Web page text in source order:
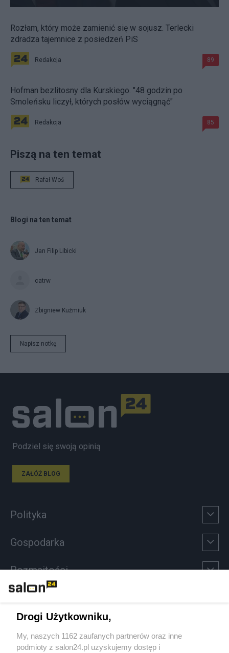
Rozłam, który może zamienić się w sojusz. Terlecki
zdradza tajemnice z posiedzeń PiS
Redakcja 89
Hofman bezlitosny dla Kurskiego. "48 godzin po
Smoleńsku liczył, których posłów wyciągnąć"
Redakcja 85
Piszą na ten temat
Rafał Woś
Blogi na ten temat
Jan Filip Libicki
catrw
Zbigniew Kuźmiuk
Napisz notkę
Podziel się swoją opinią
ZAŁÓŻ BLOG
Polityka
Gospodarka
Rozmaitości
Sport
Drogi Użytkowniku,
My, naszych 1162 zaufanych partnerów oraz inne
podmioty z salon24.pl uzyskujemy dostęp i